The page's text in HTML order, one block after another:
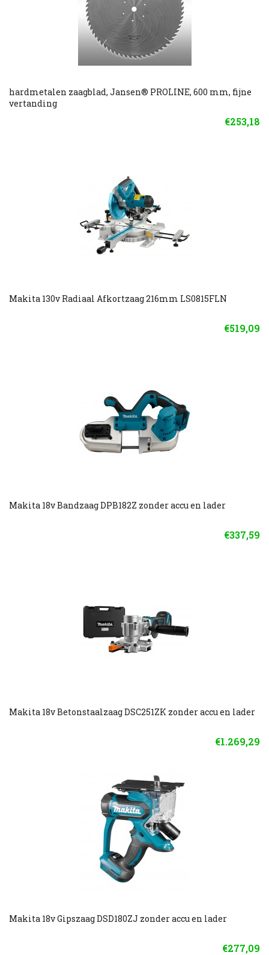
hardmetalen zaagblad, Jansen® PROLINE, 600 mm, fijne
vertanding
€253,18
Makita 130v Radiaal Afkortzaag 216mm LS0815FLN
€519,09
Makita 18v Bandzaag DPB182Z zonder accu en lader
€337,59
Makita 18v Betonstaalzaag DSC251ZK zonder accu en lader
€1.269,29
Makita 18v Gipszaag DSD180ZJ zonder accu en lader
€277,09